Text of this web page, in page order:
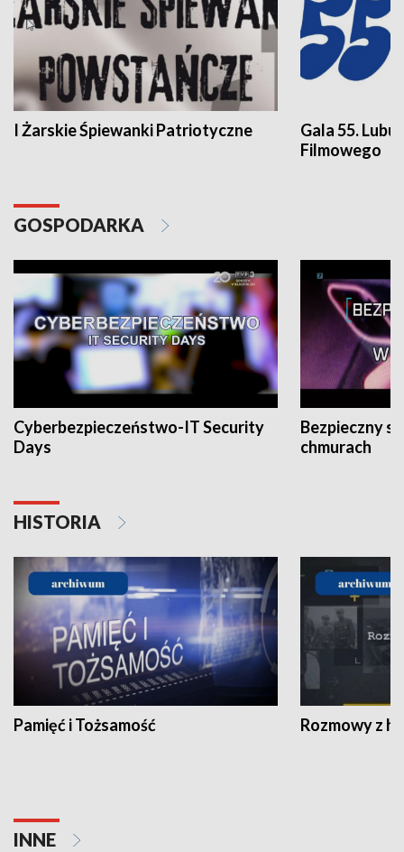
I Żarskie Śpiewanki Patriotyczne
Gala 55.
Filmowego
GOSPODARKA
Cyberbezpieczeństwo-IT Security
Days
Bezpieczny
chmurach
HISTORIA
Pamięć i Tożsamość Rozmowy z
INNE